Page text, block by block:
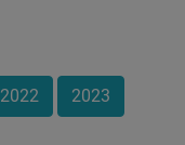
2022 2023